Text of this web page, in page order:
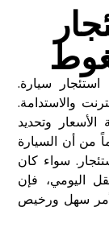
استئجار سيارة.
والاستدامة.
الأسعار وتحديد
من أن السيارة
سواء كان
اليومي، فإن
سهل ورخيص